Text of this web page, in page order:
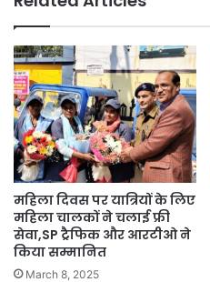
महिला दिवस पर यात्रियों के लिए
महिला चालकों ने चलाई फ्री
सेवा,SP ट्रैफिक और आरटीओ ने
किया सम्मानित
March 8, 2025